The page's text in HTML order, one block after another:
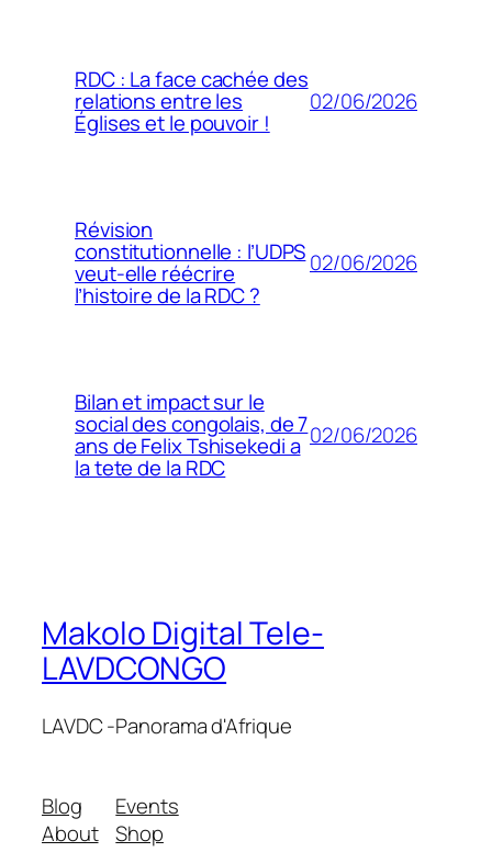
RDC : La face cachée des
relations entre les
Églises et le pouvoir !
02/06/2026
Révision
constitutionnelle : l’UDPS
veut-elle réécrire
l’histoire de la RDC ?
02/06/2026
Bilan et impact sur le
social des congolais, de 7
ans de Felix Tshisekedi a
la tete de la RDC
02/06/2026
Makolo Digital Tele-
LAVDCONGO
LAVDC -Panorama d'Afrique
Blog
About
Events
Shop